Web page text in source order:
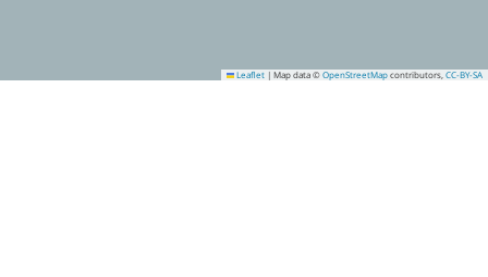
Leaflet | Map data © OpenStreetMap contributors, CC-BY-SA